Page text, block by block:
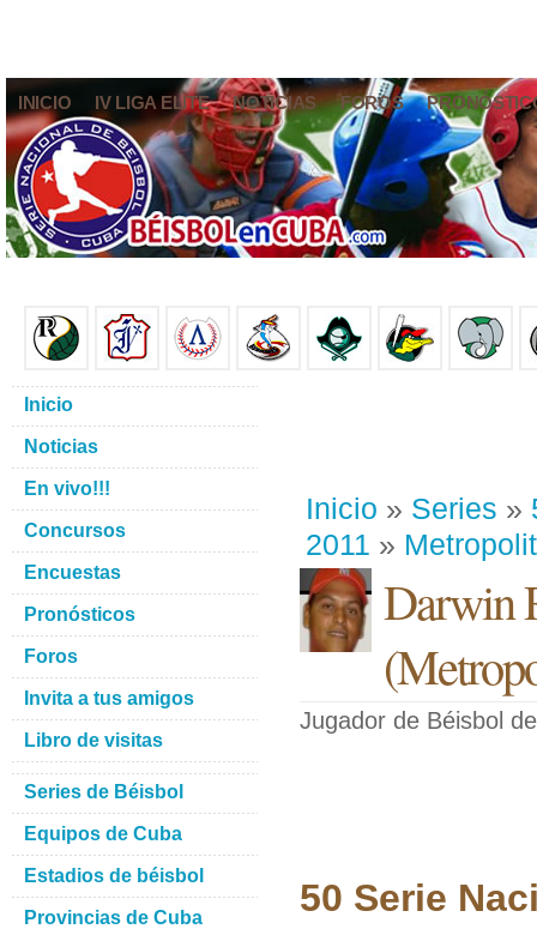
INICIO IV LIGA ELITE NOTICIAS FOROS
Inicio » Series »
2011 »
Darwin
(
Jugador de Béisbol
50 Serie
Inicio
Noticias
En vivo!!!
Concursos
Encuestas
Pronósticos
Foros
Invita a tus amigos
Libro de visitas
Series de Béisbol
Equipos de Cuba
Estadios de béisbol
Provincias de Cuba